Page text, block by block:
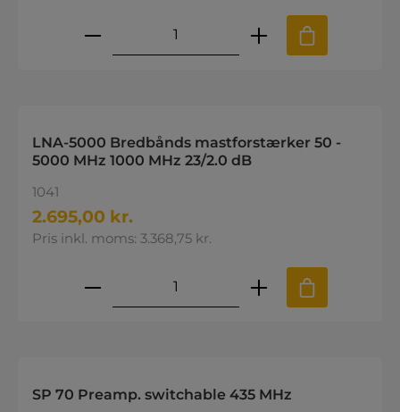
Produktmængde: Indtast den
LNA-5000 Bredbånds mastforstærker 50 -
5000 MHz 1000 MHz 23/2.0 dB
1041
2.695,00 kr.
Pris inkl. moms: 3.368,75 kr.
Produktmængde: Indtast den
SP 70 Preamp. switchable 435 MHz